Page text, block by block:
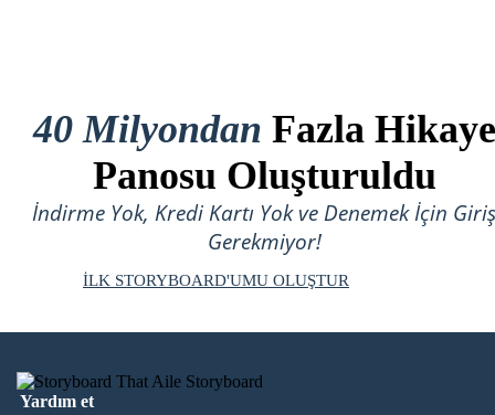
40 Milyondan Fazla Hikaye
Panosu Oluşturuldu
İndirme Yok, Kredi Kartı Yok ve Denemek İçin Giriş
Gerekmiyor!
İLK STORYBOARD'UMU OLUŞTUR
Yardım et